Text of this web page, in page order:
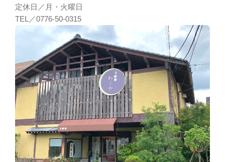
定休日／月・火曜日
TEL／0776-50-0315